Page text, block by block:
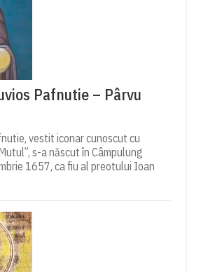
Pafnutie – Pârvu
vestit iconar cunoscut cu
s-a născut în Câmpulung
1657, ca fiu al preotului Ioan